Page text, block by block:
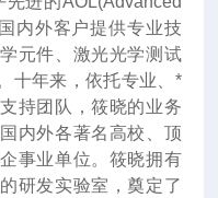
内外客户提供专业技
元件、激光光学测试
十年来 ，依托专业、*
持团队，筱晓的业务
内外各著名高校、顶
事业单位。筱晓拥有
研发实验室，奠定了